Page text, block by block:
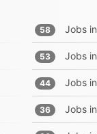
58 Jobs in
53 Jobs in
44 Jobs in
36 Jobs in